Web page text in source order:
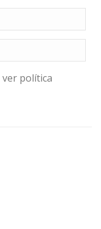
ver política